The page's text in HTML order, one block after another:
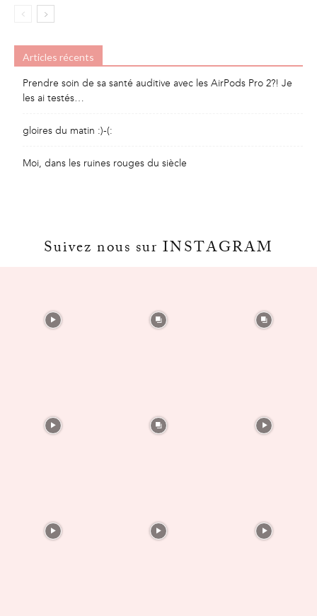
Articles récents
Prendre soin de sa santé auditive avec les AirPods Pro 2?! Je
les ai testés…
gloires du matin :)-(:
Moi, dans les ruines rouges du siècle
Suivez nous sur INSTAGRAM